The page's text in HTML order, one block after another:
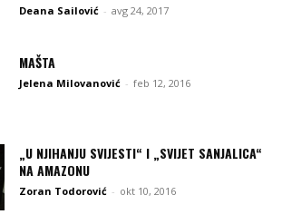
Deana Sailović - avg 24, 2017
MAŠTA
Jelena Milovanović - feb 12, 2016
„U NJIHANJU SVIJESTI“ I „SVIJET SANJALICA“
NA AMAZONU
Zoran Todorović - okt 10, 2016